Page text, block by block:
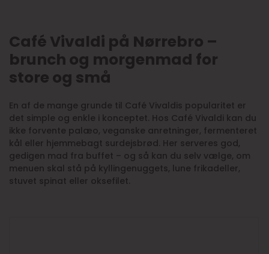
Café Vivaldi på Nørrebro –
brunch og morgenmad for
store og små
En af de mange grunde til Café Vivaldis popularitet er
det simple og enkle i konceptet. Hos Café Vivaldi kan du
ikke forvente palæo, veganske anretninger, fermenteret
kål eller hjemmebagt surdejsbrød. Her serveres god,
gedigen mad fra buffet – og så kan du selv vælge, om
menuen skal stå på kyllingenuggets, lune frikadeller,
stuvet spinat eller oksefilet.